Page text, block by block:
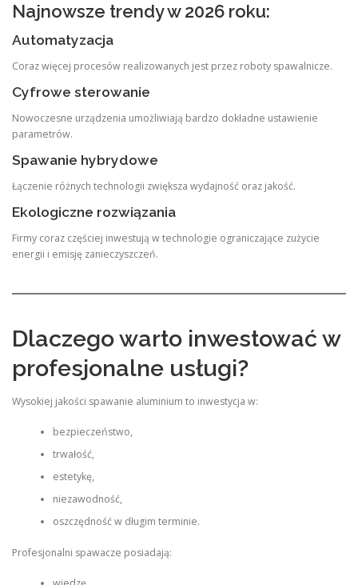
Najnowsze trendy w 2026 roku:
Automatyzacja
Coraz więcej procesów realizowanych jest przez roboty spawalnicze.
Cyfrowe sterowanie
Nowoczesne urządzenia umożliwiają bardzo dokładne ustawienie
parametrów.
Spawanie hybrydowe
Łączenie różnych technologii zwiększa wydajność oraz jakość.
Ekologiczne rozwiązania
Firmy coraz częściej inwestują w technologie ograniczające zużycie
energii i emisję zanieczyszczeń.
Dlaczego warto inwestować w
profesjonalne usługi?
Wysokiej jakości spawanie aluminium to inwestycja w:
bezpieczeństwo,
trwałość,
estetykę,
niezawodność,
oszczędność w długim terminie.
Profesjonalni spawacze posiadają: